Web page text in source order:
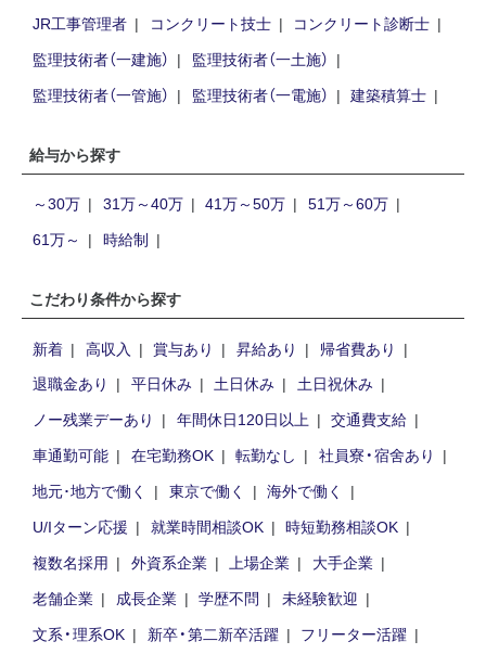
JR工事管理者
コンクリート技士
コンクリート診断士
監理技術者（一建施）
監理技術者（一土施）
監理技術者（一管施）
監理技術者（一電施） 建築積算士
給与から探す
～30万 31万～40万 41万～50万
51万～60万
61万～
時給制
こだわり条件から探す
新着 高収入 賞与あり 昇給あり
帰省費あり
退職金あり
平日休み 土日休み
土日祝休み
ノー残業デーあり
年間休日120日以上
交通費支給
車通勤可能
在宅勤務OK 転勤なし
社員寮・宿舍あり
地元･地方で働く
東京で働く
海外で働く
U/Iターン応援
就業時間相談OK
時短勤務相談OK
複数名採用
外資系企業 上場企業
大手企業
老舗企業
成長企業 学歴不問
未経験歓迎
文系・理系OK
新卒・第二新卒活躍
フリーター活躍